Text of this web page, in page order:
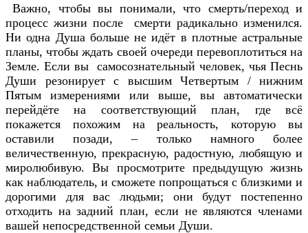
Важно, чтобы вы понимали, что смерть/переход и
процесс жизни после смерти радикально изменился.
Ни одна Душа больше не идёт в плотные астральные
планы, чтобы ждать своей очереди перевоплотиться на
Земле. Если вы самосознательный человек, чья Песнь
Души резонирует с высшим Четвертым / нижним
Пятым измерениями или выше, вы автоматически
перейдёте на соответствующий план, где всё
покажется похожим на реальность, которую вы
оставили позади, – только намного более
величественную, прекрасную, радостную, любящую и
миролюбивую. Вы просмотрите предыдущую жизнь
как наблюдатель, и сможете попрощаться с близкими и
дорогими для вас людьми; они будут постепенно
отходить на задний план, если не являются членами
вашей непосредственной семьи Души.